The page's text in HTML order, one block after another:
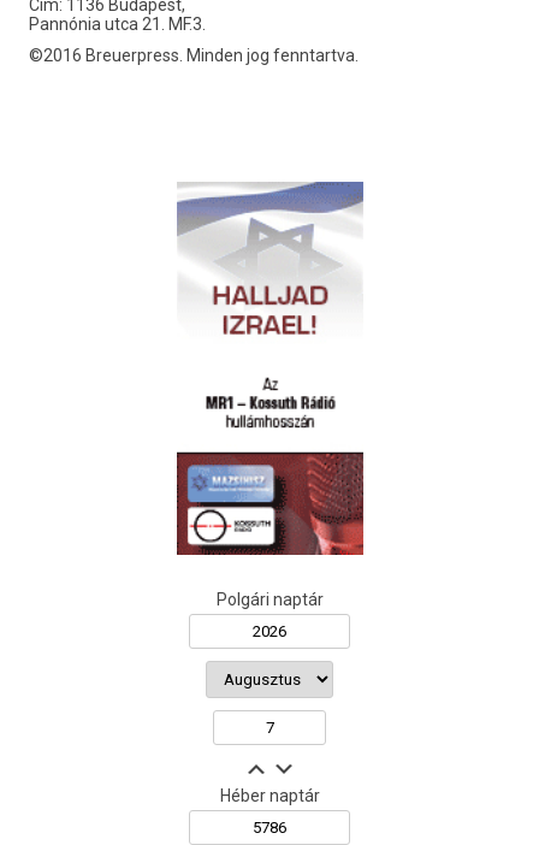
Cím: 1136 Budapest,
Pannónia utca 21. MF.3.
©2016 Breuerpress. Minden jog fenntartva.
Polgári naptár
Héber naptár